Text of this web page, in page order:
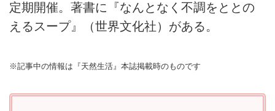
定期開催。著書に『なんとなく不調をととの
えるスープ』（世界文化社）がある。
※記事中の情報は『天然生活』本誌掲載時のものです